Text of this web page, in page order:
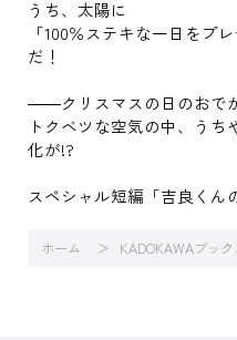
うち、太陽に
「100％ステキな一日をプ
だ！
――クリスマスの日のおでか
トクベツな空気の中、う
化が!?
スペシャル短編「吉良くん
ホーム KADOKAWAブッ